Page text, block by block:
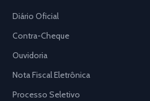
Diário Oficial
Contra-Cheque
Ouvidoria
Nota Fiscal Eletrônica
Processo Seletivo